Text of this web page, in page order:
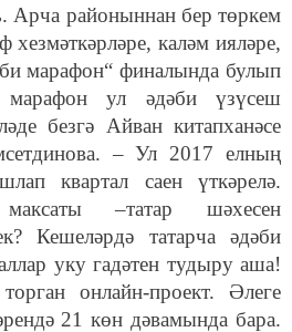
Арча районыннан бер төркем
хезмәткәрләре, каләм ияләре,
марафон“ финалында булып
марафон ул әдәби үзүсеш
безгә Айван китапханәсе
– Ул 2017 елның
квартал саен үткәрелә.
–татар шәхесен
Кешеләрдә татарча әдәби
уку гадәтен тудыру аша!
онлайн-проект. Әлеге
21 көн дәвамында бара.